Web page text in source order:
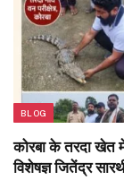
BLOG
कोरबा के तरदा खेत
विशेषज्ञ जितेंद्र